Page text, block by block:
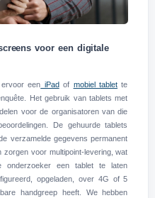
voor een digitale
een iPadof mobiel tablet te
Het gebruik van tablets met
voor de organisatoren van die
De gehuurde tablets
verzamelde gegevens permanent
voor multipoint-levering, wat
een tablet te laten
opgeladen, over 4G of 5
handgreep heeft. We hebben